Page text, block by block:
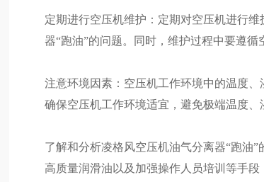
定期进行空压机维护：定期对空压机进行
器“跑油”的问题。同时，维护过程中要遵
注意环境因素：空压机工作环境中的温度
确保空压机工作环境适宜，避免极端温度、
了解和分析凌格风空压机油气分离器“跑油
高质量润滑油以及加强操作人员培训等手